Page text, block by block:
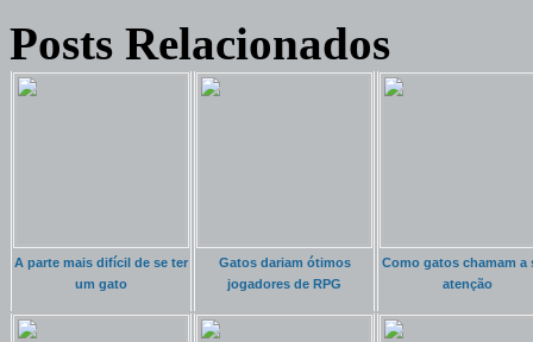
Posts Relacionados
A parte mais difícil de se ter
um gato
Gatos dariam ótimos
jogadores de RPG
Como gatos chamam a
atenção